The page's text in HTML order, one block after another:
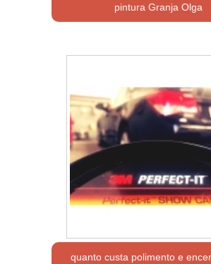
pintura Granja Olga
quanto custa polimento e